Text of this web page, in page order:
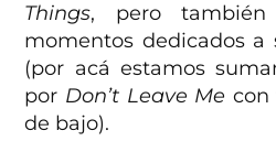
Things, pero también
momentos dedicados a
(por acá estamos
por Don’t Leave Me con
de bajo).